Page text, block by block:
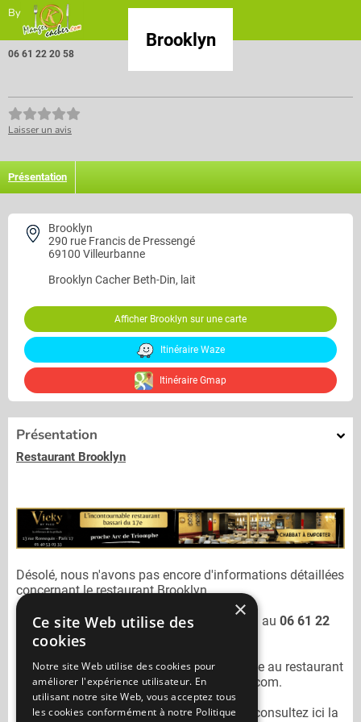
By
Brooklyn
06 61 22 20 58
Laisser un avis
Présentation
Brooklyn
290 rue Francis de Pressengé
69100 Villeurbanne
Brooklyn Cacher Beth-Din, lait
Afficher Brooklyn sur une carte
Itinéraire Waze
Itinéraire Gmap
Présentation
Restaurant Brooklyn
Désolé, nous n'avons pas encore d'informations détaillées
concernant le restaurant Brooklyn.
Vous pouvez joindre le restaurant
au 06 61 22
20 58
N'oubliez pas de préciser lors de votre sortie au restaurant
Brooklynqu'il n'est pas sur Mangercacher.com.
Pour consulter un autre restaurant cacher
consultez ici la
×
Ce site Web utilise des
cookies
Notre site Web utilise des cookies pour
améliorer l'expérience utilisateur. En
utilisant notre site Web, vous acceptez tous
les cookies conformément à notre Politique